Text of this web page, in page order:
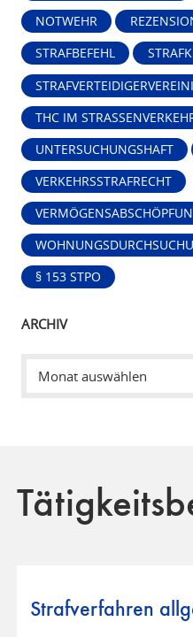
NOTWEHR
STRAFBEFEHL
THC IM STRASSENVERKEHR
UNTERSUCHUNGSHAFT
VERKEHRSSTRAFRECHT
§ 153 STPO
ARCHIV
Strafverfahren